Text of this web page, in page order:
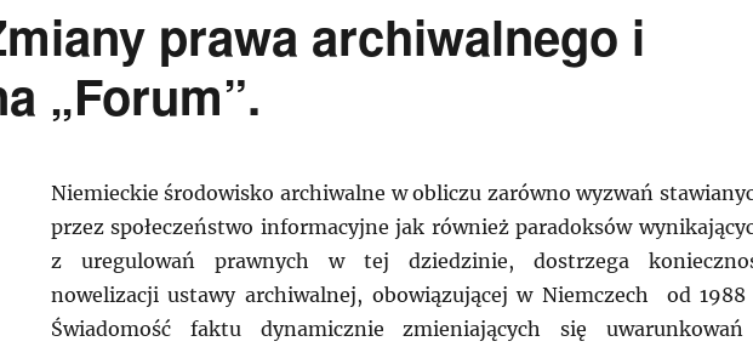
prawa archiwalnego i
„Forum”.
Niemieckie środowisko archiwalne w obliczu zarówno wyzwań
przez społeczeństwo informacyjne jak również paradoksów
z uregulowań prawnych w tej dziedzinie, dostrzega
nowelizacji ustawy archiwalnej, obowiązującej w Niemczech od 1988
Świadomość faktu dynamicznie zmieniających się